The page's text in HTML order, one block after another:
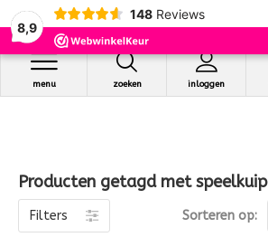
8,9
148 Reviews
zoeken inloggen
menu
Producten getagd met speelkuip
Filters Sorteren op: